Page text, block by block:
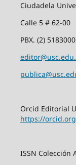
Ciudadela
Calle 5 # 62-00
PBX. (2)
Orcid Editorial
https://
ISSN Colección